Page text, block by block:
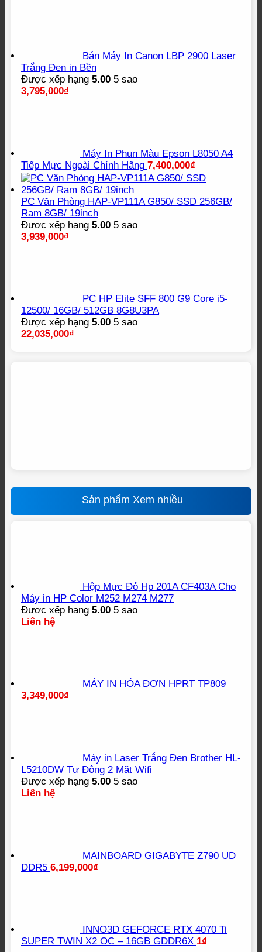
Bán Máy In Canon LBP 2900 Laser
Trắng Đen in Bền
Được xếp hạng 5.00 5 sao
3,795,000₫
Máy In Phun Màu Epson L8050 A4
Tiếp Mực Ngoài Chính Hãng 7,400,000₫
PC Văn Phòng HAP-VP111A G850/ SSD 256GB/
Ram 8GB/ 19inch
Được xếp hạng 5.00 5 sao
3,939,000₫
PC HP Elite SFF 800 G9 Core i5-
12500/ 16GB/ 512GB 8G8U3PA
Được xếp hạng 5.00 5 sao
22,035,000₫
Sản phẩm Xem nhiều
Hộp Mực Đỏ Hp 201A CF403A Cho
Máy in HP Color M252 M274 M277
Được xếp hạng 5.00 5 sao
Liên hệ
MÁY IN HÓA ĐƠN HPRT TP809
3,349,000₫
Máy in Laser Trắng Đen Brother HL-
L5210DW Tự Động 2 Mặt Wifi
Được xếp hạng 5.00 5 sao
Liên hệ
MAINBOARD GIGABYTE Z790 UD
DDR5 6,199,000₫
INNO3D GEFORCE RTX 4070 Ti
SUPER TWIN X2 OC – 16GB GDDR6X 1₫